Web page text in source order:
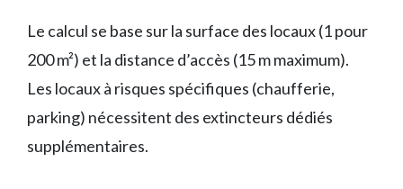
Le calcul se base sur la surface des locaux (1 pour
200 m²) et la distance d’accès (15 m maximum).
Les locaux à risques spécifiques (chaufferie,
parking) nécessitent des extincteurs dédiés
supplémentaires.